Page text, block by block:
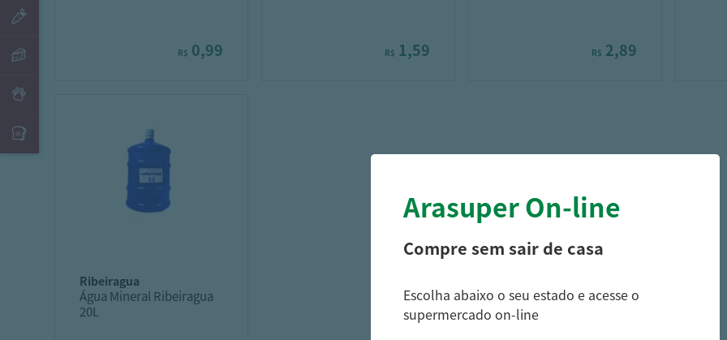
R$ 0,99 R$ 1,59 R$ 2,89
ribeiragua
Água Mineral Ribeiragua
20L
Arasuper On-line
Compre sem sair de casa
Escolha abaixo o seu estado e acesse o
supermercado on-line